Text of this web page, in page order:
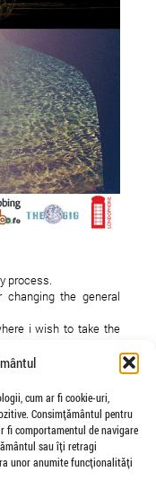
cum ar fi cookie-uri,
Consimțământul pentru
fi comportamentul de navigare
sau îți retragi
unor anumite funcționalități
process.
the general
i wish to take the
through a symbiotic
weatherman on TV
induction!